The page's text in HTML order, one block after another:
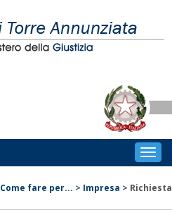
Come fare per... > Impresa > Richiesta